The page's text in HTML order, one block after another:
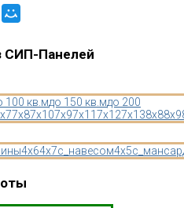
СИП-Панелей
100 кв.мдо 150 кв.мдо 200
7x87x107x97x117x127x138x88x9
4x64x7с_навесом4x5